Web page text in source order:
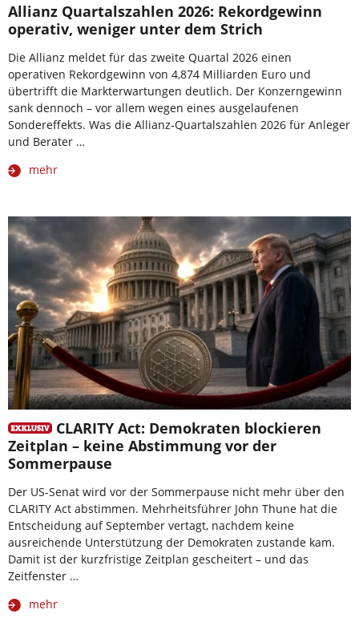
Allianz Quartalszahlen 2026: Rekordgewinn
operativ, weniger unter dem Strich
Die Allianz meldet für das zweite Quartal 2026 einen
operativen Rekordgewinn von 4,874 Milliarden Euro und
übertrifft die Markterwartungen deutlich. Der Konzerngewinn
sank dennoch – vor allem wegen eines ausgelaufenen
Sondereffekts. Was die Allianz-Quartalszahlen 2026 für Anleger
und Berater …
mehr
CLARITY Act: Demokraten blockieren
Zeitplan – keine Abstimmung vor der
Sommerpause
Der US-Senat wird vor der Sommerpause nicht mehr über den
CLARITY Act abstimmen. Mehrheitsführer John Thune hat die
Entscheidung auf September vertagt, nachdem keine
ausreichende Unterstützung der Demokraten zustande kam.
Damit ist der kurzfristige Zeitplan gescheitert – und das
Zeitfenster …
mehr